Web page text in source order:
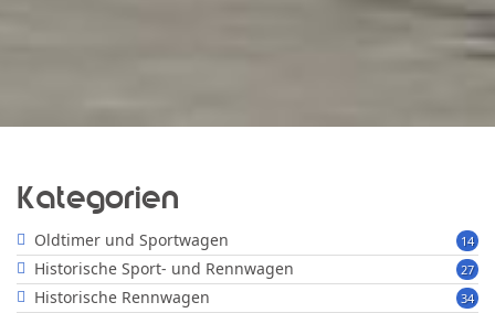
Kategorien
14
Oldtimer und Sportwagen
27
Historische Sport- und Rennwagen
34
Historische Rennwagen